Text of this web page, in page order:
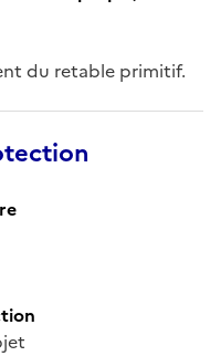
du retable primitif.